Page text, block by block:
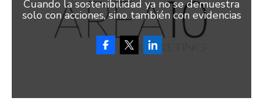
Cuando la sostenibilidad ya no se demuestra
solo con acciones, sino también con evidencias